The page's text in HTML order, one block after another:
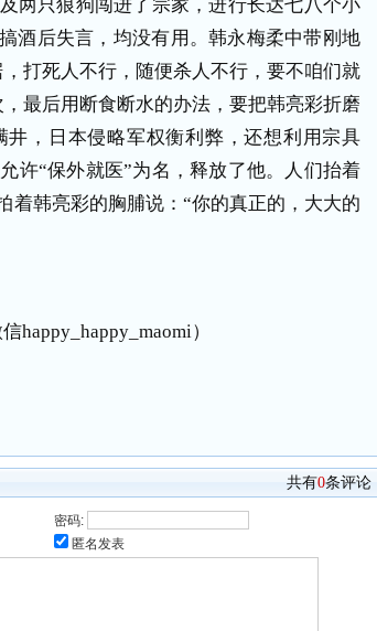
两只狼狗闯进了宗家，进行长达七八个小
酒后失言，均没有用。韩永梅柔中带刚地
打死人不行，随便杀人不行，要不咱们就
，最后用断食断水的办法，要把韩亮彩折磨
，日本侵略军权衡利弊，还想利用宗具
许“保外就医”为名，释放了他。人们抬着
着韩亮彩的胸脯说：“你的真正的，大大的
happy_happy_maomi）
共有0条评论
密码:
匿名发表